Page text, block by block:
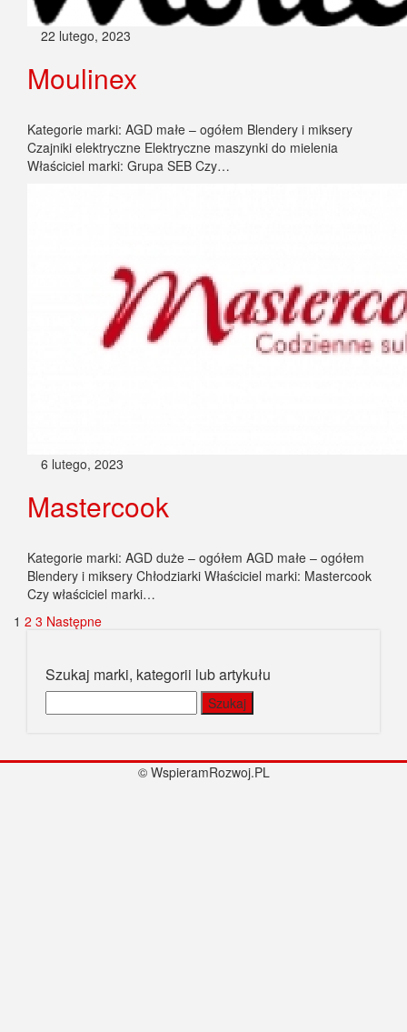
22 lutego, 2023
Moulinex
Kategorie marki: AGD małe – ogółem Blendery i miksery
Czajniki elektryczne Elektryczne maszynki do mielenia
Właściciel marki: Grupa SEB Czy…
6 lutego, 2023
Mastercook
Kategorie marki: AGD duże – ogółem AGD małe – ogółem
Blendery i miksery Chłodziarki Właściciel marki: Mastercook
Czy właściciel marki…
Stronicowanie
1 2 3 Następne
Szukaj marki, kategorii lub artykułu
© WspieramRozwoj.PL